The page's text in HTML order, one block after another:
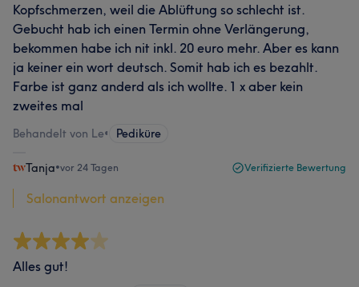
Kopfschmerzen, weil die Ablüftung so schlecht ist.
Gebucht hab ich einen Termin ohne Verlängerung,
bekommen habe ich nit inkl. 20 euro mehr. Aber es kann
ja keiner ein wort deutsch. Somit hab ich es bezahlt.
Farbe ist ganz anderd als ich wollte. 1 x aber kein
zweites mal
Behandelt von Le• Pediküre
Tanja•vor 24 Tagen Verifizierte Bewertung
Salonantwort anzeigen
Alles gut!